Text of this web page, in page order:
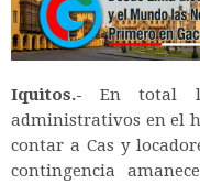
Iquitos.- En total
administrativos en el
contar a Cas y
contingencia